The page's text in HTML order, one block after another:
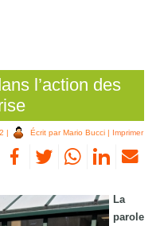
l’action des
| Écrit par Mario Bucci | Imprimer
La
parole